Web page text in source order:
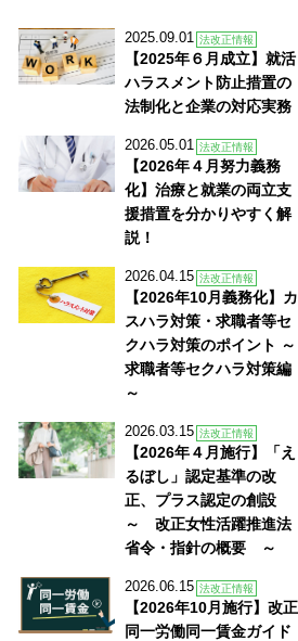
2025.09.01 法改正情報
【2025年６月成立】就活
ハラスメント防止措置の
法制化と企業の対応実務
2026.05.01 法改正情報
【2026年４月努力義務
化】治療と就業の両立支
援措置を分かりやすく解
説！
2026.04.15 法改正情報
【2026年10月義務化】カ
スハラ対策・求職者等セ
クハラ対策のポイント ～
求職者等セクハラ対策編
～
2026.03.15 法改正情報
【2026年４月施行】「え
るぼし」認定基準の改
正、プラス認定の創設
～ 改正女性活躍推進法
省令・指針の概要 ～
2026.06.15 法改正情報
【2026年10月施行】改正
同一労働同一賃金ガイド